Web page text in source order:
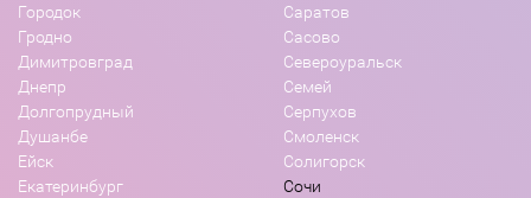
Городок
Гродно
Димитровград
Днепр
Долгопрудный
Душанбе
Ейск
Екатеринбург
Саратов
Сасово
Североуральск
Семей
Серпухов
Смоленск
Солигорск
Сочи